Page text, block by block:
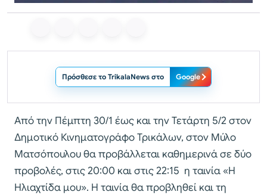
Πρόσθεσε το TrikalaNews στο Google
Από την Πέμπτη 30/1 έως και την Τετάρτη 5/2 στον
Δημοτικό Κινηματογράφο Τρικάλων, στον Μύλο
Ματσόπουλου θα προβάλλεται καθημερινά σε δύο
προβολές, στις 20:00 και στις 22:15 η ταινία «Η
Ηλιαχτίδα μου». Η ταινία θα προβληθεί και τη